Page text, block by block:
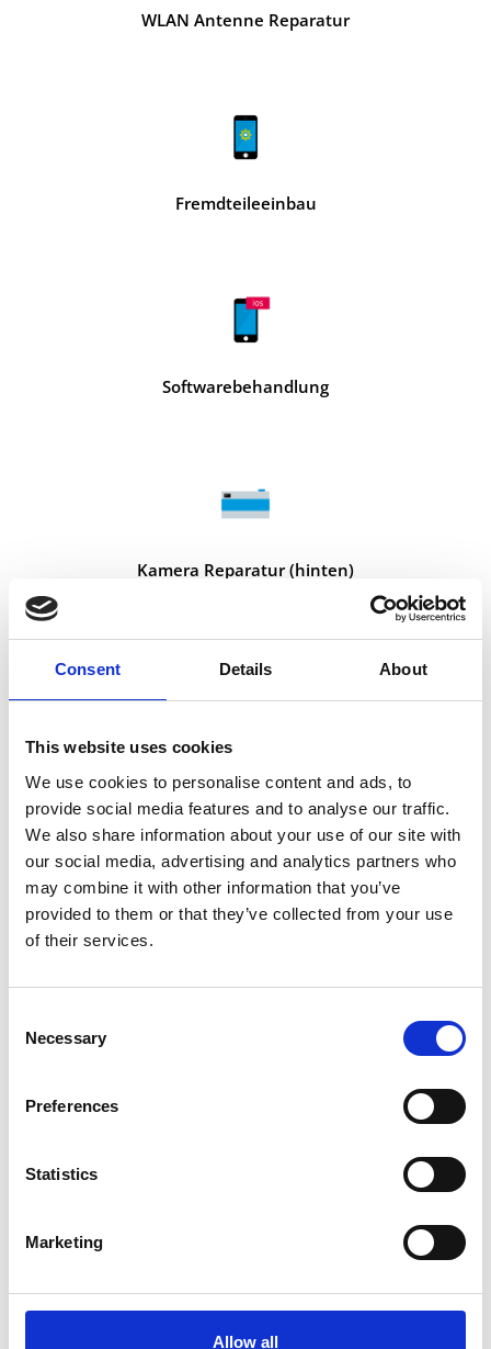
Consent Details About
This website uses cookies
We use cookies to personalise content and ads, to
provide social media features and to analyse our traffic.
We also share information about your use of our site with
our social media, advertising and analytics partners who
may combine it with other information that you’ve
provided to them or that they’ve collected from your use
of their services.
Selection
Necessary
Preferences
Statistics
Marketing
Allow all
WLAN Antenne Reparatur
Fremdteileeinbau
Softwarebehandlung
Kamera Reparatur (hinten)
Kamera Reparatur (vorne)
Smartphone Reparaturen